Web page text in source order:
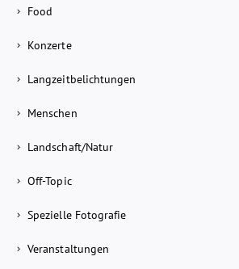
Food
Konzerte
Langzeitbelichtungen
Menschen
Landschaft/Natur
Off-Topic
Spezielle Fotografie
Veranstaltungen